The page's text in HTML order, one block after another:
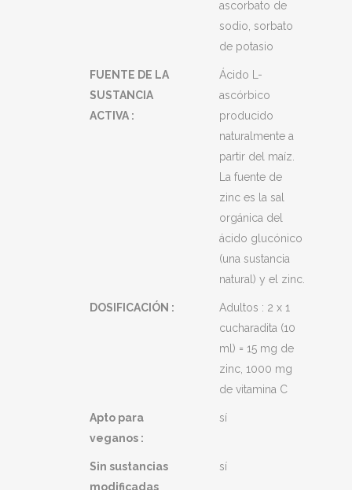
ascorbato de
sodio, sorbato
de potasio
FUENTE DE LA
SUSTANCIA
ACTIVA :
Ácido L-
ascórbico
producido
naturalmente a
partir del maíz.
La fuente de
zinc es la sal
orgánica del
ácido glucónico
(una sustancia
natural) y el zinc.
DOSIFICACIÓN :
Adultos : 2 x 1
cucharadita (10
ml) = 15 mg de
zinc, 1000 mg
de vitamina C
Apto para
veganos :
sí
Sin sustancias
modificadas
sí